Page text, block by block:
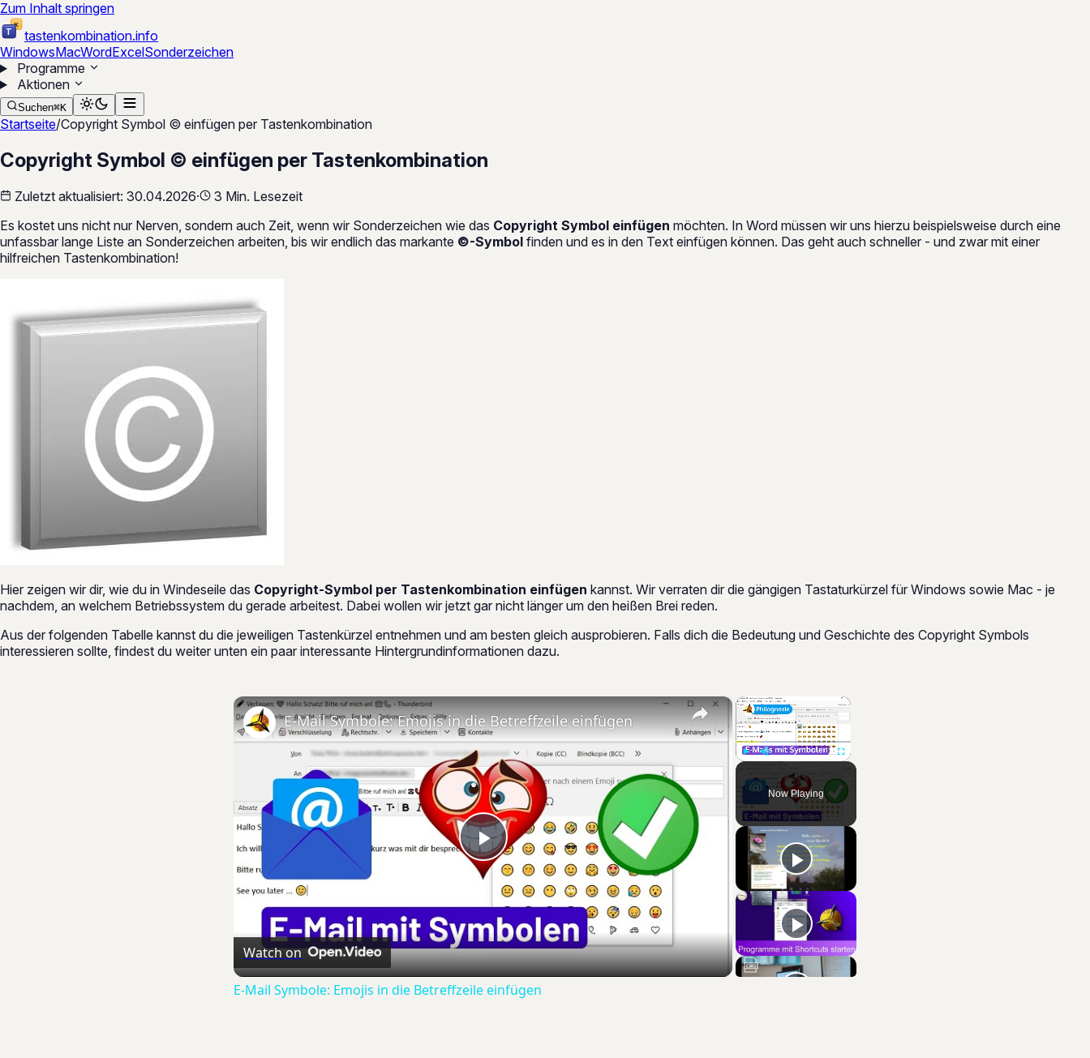
K
T
Zum Inhalt springen
tastenkombination.info
WindowsMacWordExcelSonderzeichen
Programme
Aktionen
Suchen⌘K
Startseite/Copyright Symbol © einfügen per Tastenkombination
Copyright Symbol © einfügen per Tastenkombination
Zuletzt aktualisiert: 30.04.2026·
3 Min. Lesezeit
Es kostet uns nicht nur Nerven, sondern auch Zeit, wenn wir Sonderzeichen wie das Copyright Symbol einfügen möchten. In Word müssen wir uns hierzu beispielsweise durch eine
unfassbar lange Liste an Sonderzeichen arbeiten, bis wir endlich das markante ©-Symbol finden und es in den Text einfügen können. Das geht auch schneller - und zwar mit einer
hilfreichen Tastenkombination!
Hier zeigen wir dir, wie du in Windeseile das Copyright-Symbol per Tastenkombination einfügen kannst. Wir verraten dir die gängigen Tastaturkürzel für Windows sowie Mac - je
nachdem, an welchem Betriebssystem du gerade arbeitest. Dabei wollen wir jetzt gar nicht länger um den heißen Brei reden.
Aus der folgenden Tabelle kannst du die jeweiligen Tastenkürzel entnehmen und am besten gleich ausprobieren. Falls dich die Bedeutung und Geschichte des Copyright Symbols
interessieren sollte, findest du weiter unten ein paar interessante Hintergrundinformationen dazu.
×
Fullscreen
Now Playing
×
Play
Video
E-Mail Symbole: Emojis in die Betreffzeile einfügen
Watch on
E-Mail Symbole: Emojis in die Betreffzeile einfügen